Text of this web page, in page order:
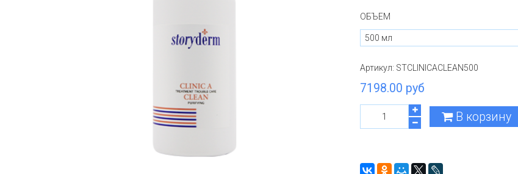
ОБЪЕМ
Артикул: STCLINICACLEAN500
7198.00 руб
В корзину